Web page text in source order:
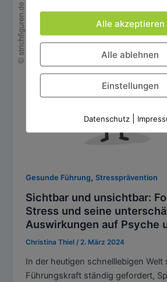
Gesunde Führung,Stressprävention
Sichtbar und unsichtbar:
Stress und seine
Auswirkungen auf Psyche
Christina Thiel/2. März 2024
In der heutigen schnelllebigen Welt
Führungskraft ständig gefordert,
Alle akzeptieren
Alle ablehnen
Einstellungen
Datenschutz|